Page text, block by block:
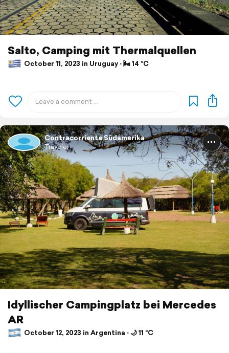
Salto, Camping mit Thermalquellen
October 11, 2023 in Uruguay ⋅ 🌬 14 °C
Contracorriente Südamerika
Traveler
Idyllischer Campingplatz bei Mercedes
AR
October 12, 2023 in Argentina ⋅ 🌙 11 °C